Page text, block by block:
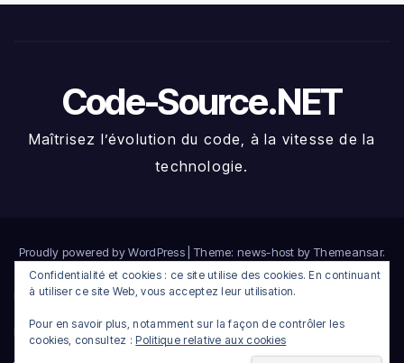
Code-Source.NET
Maîtrisez l’évolution du code, à la vitesse de la
technologie.
Proudly powered by WordPress Theme: news-host by Themeansar.
HomeCompteConnexionDéconnexionHeatmap crypto du jour
Inscription MembresNewsletterRéinitialisation du mot de passe
Confidentialité et cookies : ce site utilise des cookies. En continuant
à utiliser ce site Web, vous acceptez leur utilisation.
Pour en savoir plus, notamment sur la façon de contrôler les
cookies, consultez : Politique relative aux cookies